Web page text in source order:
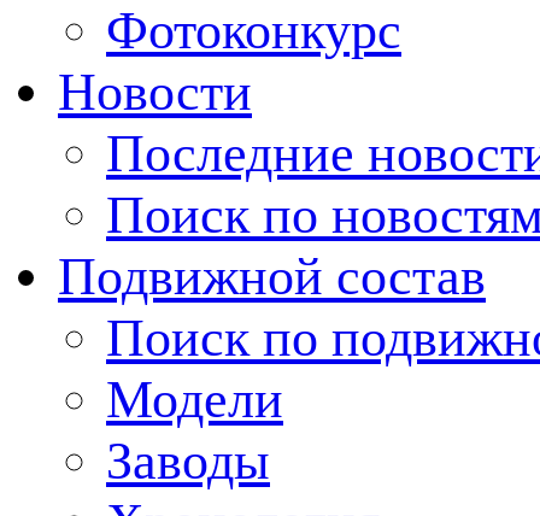
Фотоконкурс
Новости
Последние
Поиск по
Подвижной состав
Поиск по
Модели
Заводы